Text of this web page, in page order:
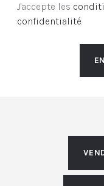
J'accepte les
confidentialité.